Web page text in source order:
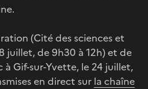
(Cité des sciences et
juillet, de 9h30 à 12h) et de
Gif-sur-Yvette, le 24 juillet,
en direct sur la chaîne